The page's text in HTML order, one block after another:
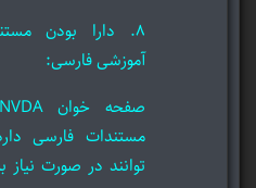
8. دارا بودن
آموزشی فارسی:
مستندات فارسی
توانند در صورت نیاز